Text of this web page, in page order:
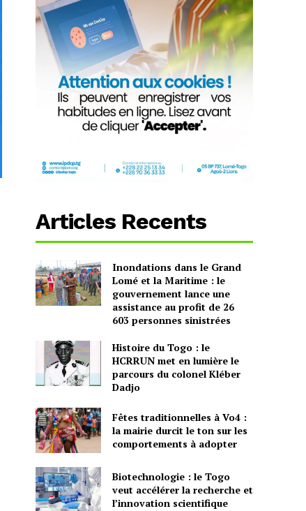
Articles Recents
Inondations dans le Grand
Lomé et la Maritime : le
gouvernement lance une
assistance au profit de 26
603 personnes sinistrées
Histoire du Togo : le
HCRRUN met en lumière le
parcours du colonel Kléber
Dadjo
Fêtes traditionnelles à Vo4 :
la mairie durcit le ton sur les
comportements à adopter
Biotechnologie : le Togo
veut accélérer la recherche et
l’innovation scientifique